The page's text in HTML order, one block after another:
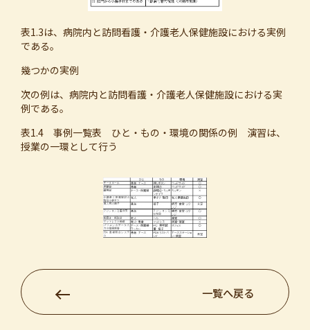
表1.3は、病院内と訪問看護・介護老人保健施設における実例
である。
幾つかの実例
次の例は、病院内と訪問看護・介護老人保健施設における実
例である。
表1.4 事例一覧表 ひと・もの・環境の関係の例 演習は、
授業の一環として行う
一覧へ戻る